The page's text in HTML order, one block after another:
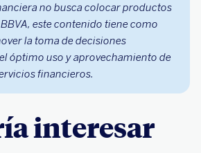
no busca colocar productos
este contenido tiene como
la toma de decisiones
óptimo uso y aprovechamiento de
financieros.
interesar